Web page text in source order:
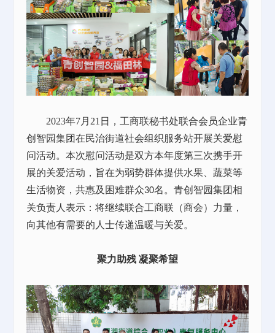
2023年7月21日
，工商联秘书处联合会员企业青
创智园集团在民治街道社会组织服务站开展关爱慰
问活动。本次慰问活动是双方本年度第三次携手开
展的关爱活动，旨在为弱势群体提供水果、蔬菜等
生活物资，共惠及困难群众30名。青创智园集团相
关负责人表示：将继续联合工商联（商会）力量，
向其他有需要的人士传递温暖与关爱。
聚力助残 凝聚希望